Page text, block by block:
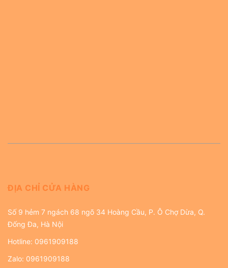
ĐỊA CHỈ CỬA HÀNG
Số 9 hẻm 7 ngách 68 ngõ 34 Hoàng Cầu, P. Ô Chợ Dừa, Q.
Đống Đa, Hà Nội
Hotline: 0961909188
Zalo: 0961909188